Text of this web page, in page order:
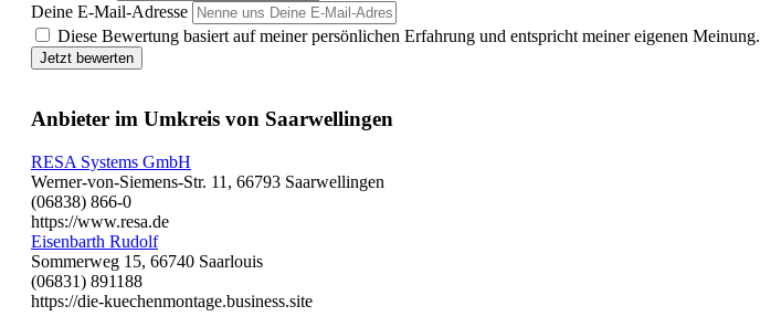
Deine E-Mail-Adresse
Diese Bewertung basiert auf meiner persönlichen Erfahrung und entspricht meiner eigenen Meinung.
Jetzt bewerten
Anbieter im Umkreis von Saarwellingen
RESA Systems GmbH
Werner-von-Siemens-Str. 11, 66793 Saarwellingen
(06838) 866-0
https://www.resa.de
Eisenbarth Rudolf
Sommerweg 15, 66740 Saarlouis
(06831) 891188
https://die-kuechenmontage.business.site